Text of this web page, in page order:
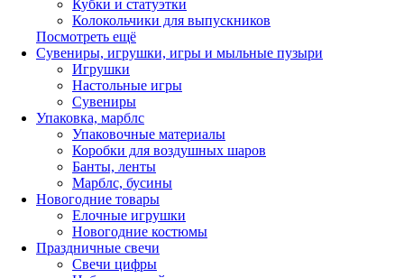
Кубки и статуэтки
Колокольчики для выпускников
Посмотреть ещё
Сувениры, игрушки, игры и мыльные пузыри
Игрушки
Настольные игры
Сувениры
Упаковка, марблс
Упаковочные материалы
Коробки для воздушных шаров
Банты, ленты
Марблс, бусины
Новогодние товары
Елочные игрушки
Новогодние костюмы
Праздничные свечи
Свечи цифры